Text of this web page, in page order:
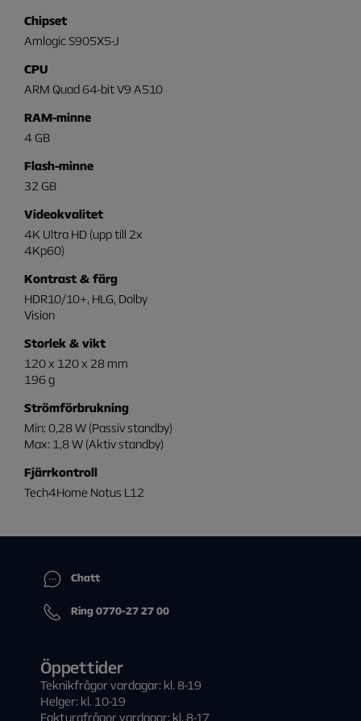
Chipset
Amlogic S905X5-J
CPU
ARM Quad 64-bit V9 A510
RAM-minne
4 GB
Flash-minne
32 GB
Videokvalitet
4K Ultra HD (upp till 2x
4Kp60)
Kontrast & färg
HDR10/10+, HLG, Dolby
Vision
Storlek & vikt
120 x 120 x 28 mm
196 g
Strömförbrukning
Min: 0,28 W (Passiv standby)
Max: 1,8 W (Aktiv standby)
Fjärrkontroll
Tech4Home Notus L12
Chatt
Ring 0770-27 27 00
Öppettider
Teknikfrågor vardagar: kl. 8-19
Helger: kl. 10-19
Fakturafrågor vardagar: kl. 8-17